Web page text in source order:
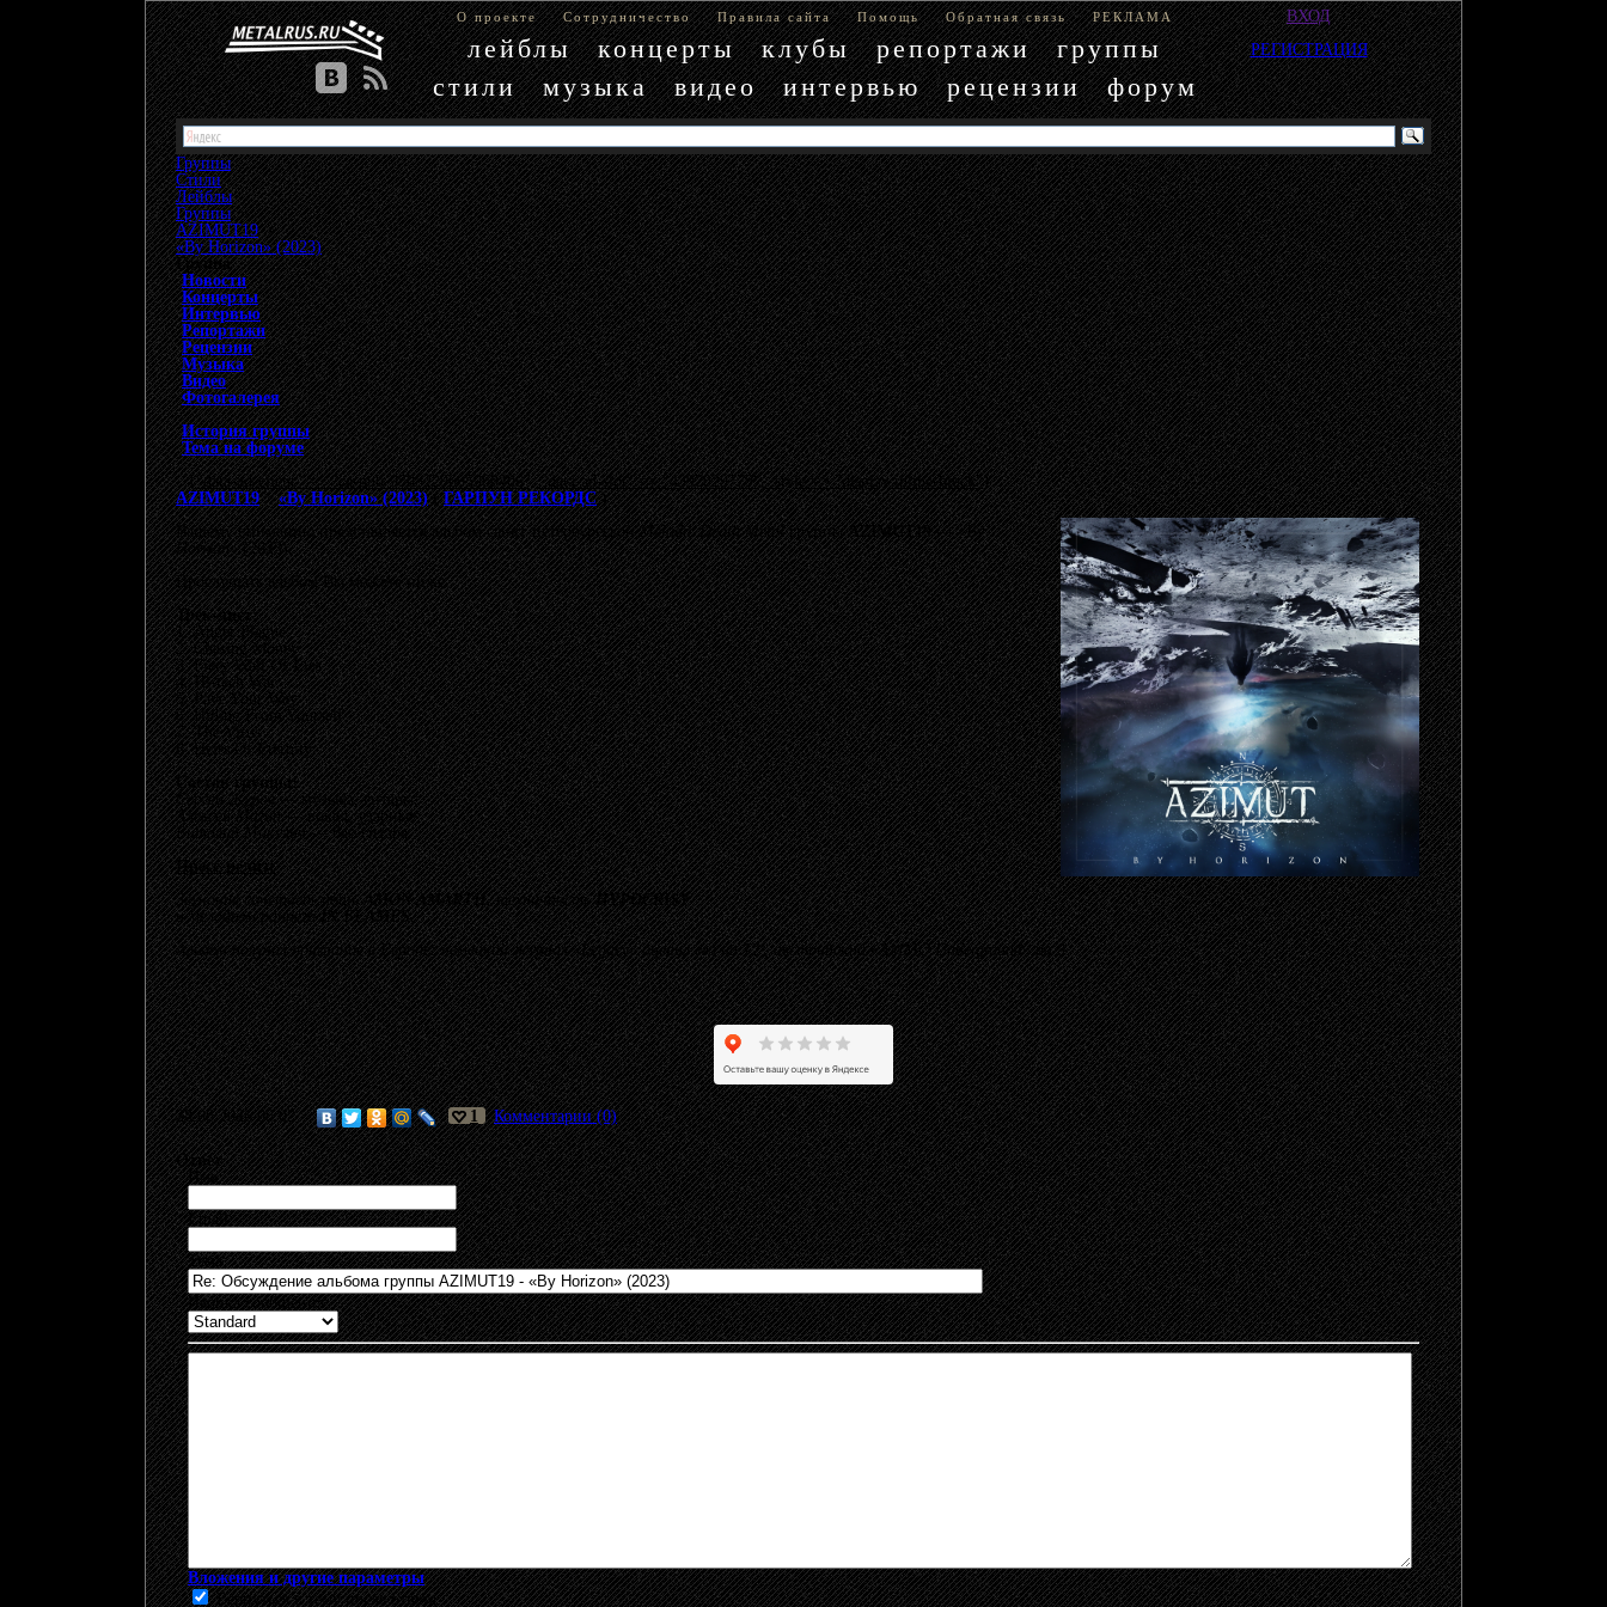
О проекте Сотрудничество Правила сайта Помощь Обратная связь РЕКЛАМА
лейблы концерты клубы репортажи
группы
стили
музыка видео интервью рецензии форум
ВХОД
РЕГИСТРАЦИЯ
Группы
Стили
Лейблы
Группы»
AZIMUT19»
«By Horizon» (2023)
Группа
Новости
Концерты
Интервью
Репортажи
Рецензии
Музыка
Видео
Фотогалерея
История группы
Тема на форуме
{"data-ad-client" => "ca-pub-9508229605968406", "data-ad-slot" => "4397029779", :style => "display:inline-block"}
AZIMUT19>«By Horizon» (2023)(ГАРПУН РЕКОРДС)
Вашему вниманию представляется альбом санкт-петербургскойMelodic Death MetalгруппыAZIMUT19—«By
Horizon»(2023).
Прослушать альбом Вы можете ниже.
Трек-лист:
1. Anger Plague
2. Chasing Money
3. Fiery Wall Of Lies
4. Hi-tech War
5. Pave Your Way
6. Hiding From Yourself
7. The Virus
8. Heirs Of Eternity
Состав группы:
Сергей Журов— музыка, гитары;
Алексей Магин— вокал, ударные;
Виталий Микулич— бас-гитара.
Пресс-релиз:
Звучание сочетает мощьAMON AMARTH,техничностьHYPOCRISY
и мелодизм раннегоIN FLAMES.
Альбом получил признание в Европе: немецкий журнал «Legacy» оценил его на 12/, австрийский «AMMO Underground» на 9.
28.06.2026 06:02 1 Комментарии (0)
Ответ
Имя:
Email:
Тема:
Иконка сообщения:
Вложения и другие параметры
Вернуться в тему после ответа.